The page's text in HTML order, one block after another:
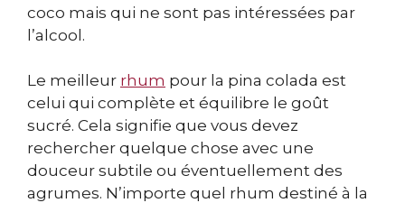
coco mais qui ne sont pas intéressées par
l’alcool.
Le meilleur rhum pour la pina colada est
celui qui complète et équilibre le goût
sucré. Cela signifie que vous devez
rechercher quelque chose avec une
douceur subtile ou éventuellement des
agrumes. N’importe quel rhum destiné à la